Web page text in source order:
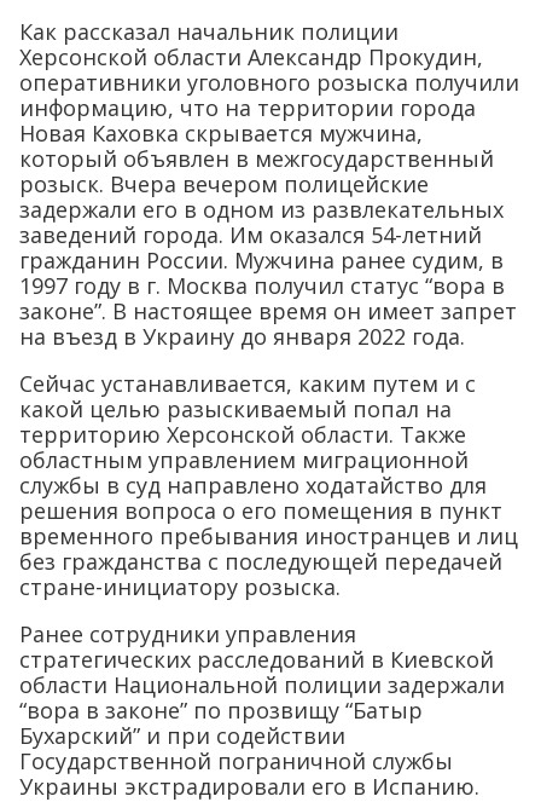
Как рассказал начальник полиции
Херсонской области Александр Прокудин,
оперативники уголовного розыска получили
информацию, что на территории города
Новая Каховка скрывается мужчина,
который объявлен в межгосударственный
розыск. Вчера вечером полицейские
задержали его в одном из развлекательных
заведений города. Им оказался 54-летний
гражданин России. Мужчина ранее судим, в
1997 году в г. Москва получил статус “вора в
законе”. В настоящее время он имеет запрет
на въезд в Украину до января 2022 года.
Сейчас устанавливается, каким путем и с
какой целью разыскиваемый попал на
территорию Херсонской области. Также
областным управлением миграционной
службы в суд направлено ходатайство для
решения вопроса о его помещения в пункт
временного пребывания иностранцев и лиц
без гражданства с последующей передачей
стране-инициатору розыска.
Ранее сотрудники управления
стратегических расследований в Киевской
области Национальной полиции задержали
“вора в законе” по прозвищу “Батыр
Бухарский” и при содействии
Государственной пограничной службы
Украины экстрадировали его в Испанию.